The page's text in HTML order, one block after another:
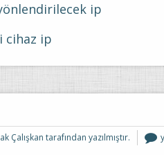
ip
cihaz ip
Çalışkan tarafından yazılmıştır.
-